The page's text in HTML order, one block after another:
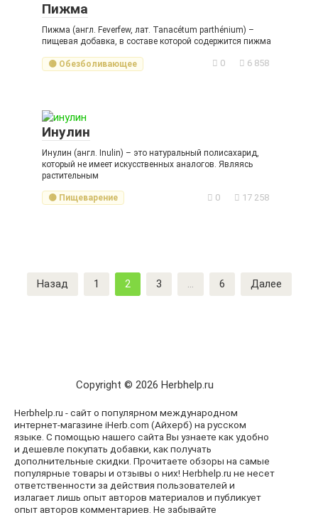
Пижма
Пижма (англ. Feverfew, лат. Tanacétum parthénium) –
пищевая добавка, в составе которой содержится пижма
🟡 Обезболивающее 0 6 858
Инулин
Инулин (англ. Inulin) – это натуральный полисахарид,
который не имеет искусственных аналогов. Являясь
растительным
🟡 Пищеварение 0 17 258
Пагинация
записей
Назад 1 2 3 … 6 Далее
Copyright © 2026 Herbhelp.ru
Herbhelp.ru - сайт о популярном международном
интернет-магазине iHerb.com (Айхерб) на русском
языке. С помощью нашего сайта Вы узнаете как удобно
и дешевле покупать добавки, как получать
дополнительные скидки. Прочитаете обзоры на самые
популярные товары и отзывы о них! Herbhelp.ru не несет
ответственности за действия пользователей и
излагает лишь опыт авторов материалов и публикует
опыт авторов комментариев. Не забывайте